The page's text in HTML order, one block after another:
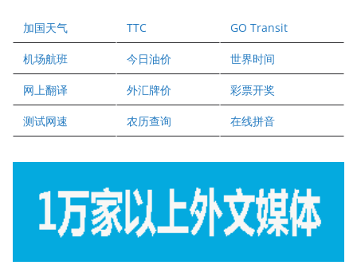
健健宝公司
二十一世纪美联地产公司
全球趋势移民留学
盛达资本
正点印艺设计
加国天气 TTC GO Transit
机场航班 今日油价 世界时间
网上翻译 外汇牌价 彩票开奖
测试网速 农历查询 在线拼音